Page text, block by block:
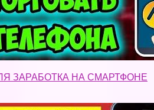
ЗАРАБОТКА НА СМАРТФОНЕ